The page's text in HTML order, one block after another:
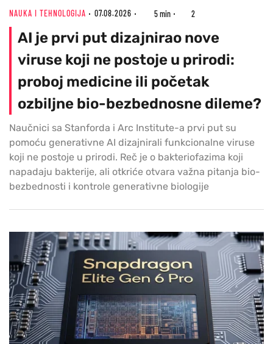
NAUKA I TEHNOLOGIJA 07.08.2026 5 min 2
AI je prvi put dizajnirao nove
viruse koji ne postoje u prirodi:
proboj medicine ili početak
ozbiljne bio-bezbednosne dileme?
Naučnici sa Stanforda i Arc Institute-a prvi put su
pomoću generativne AI dizajnirali funkcionalne viruse
koji ne postoje u prirodi. Reč je o bakteriofazima koji
napadaju bakterije, ali otkriće otvara važna pitanja bio-
bezbednosti i kontrole generativne biologije